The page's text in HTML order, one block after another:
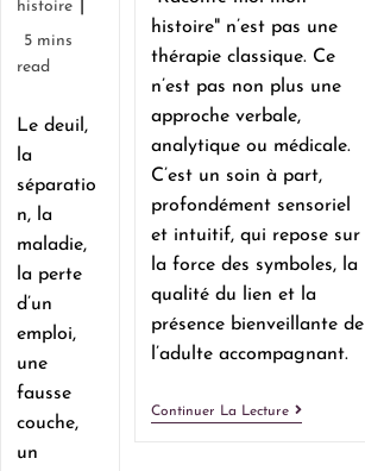
histoire
5 mins
read
Le deuil,
la
séparatio
n, la
maladie,
la perte
d’un
emploi,
une
fausse
couche,
un
histoire" n’est pas une
thérapie classique. Ce
n’est pas non plus une
approche verbale,
analytique ou médicale.
C’est un soin à part,
profondément sensoriel
et intuitif, qui repose sur
la force des symboles, la
qualité du lien et la
présence bienveillante de
l’adulte accompagnant.
Continuer La Lecture